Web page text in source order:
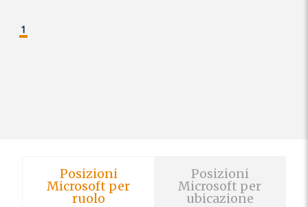
1
Posizioni
Microsoft per
ruolo
Posizioni
Microsoft per
ubicazione